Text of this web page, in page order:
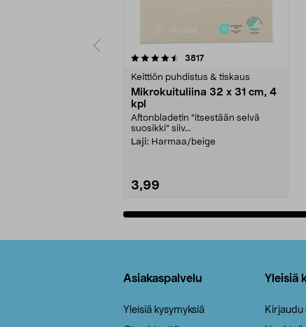
3817arvostelut
Keittiön puhdistus & tiskaus
Mikrokuituliina 32 x 31 cm, 4
kpl
Aftonbladetin "itsestään selvä
suosikki" siiv...
Laji: Harmaa/beige
3,99
4.5viidestä
Asiakaspalvelu
Yleisiä kysymyksiä
Yleisiä
Kirjaudu